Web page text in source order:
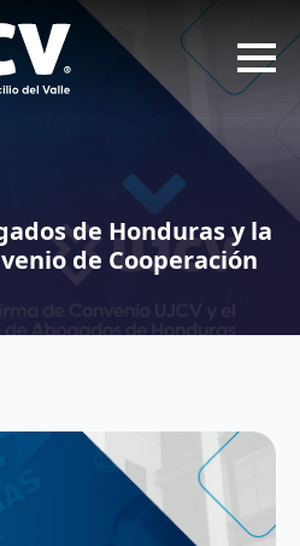
de Honduras y la
de Cooperación